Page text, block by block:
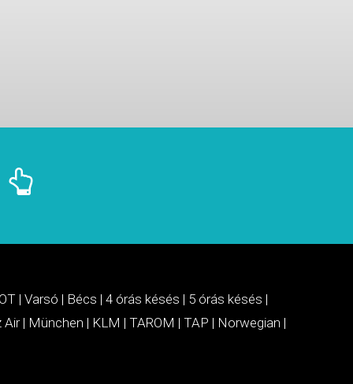
| Varsó | Bécs | 4 órás késés | 5 órás késés |
Air| München | KLM | TAROM | TAP | Norwegian |